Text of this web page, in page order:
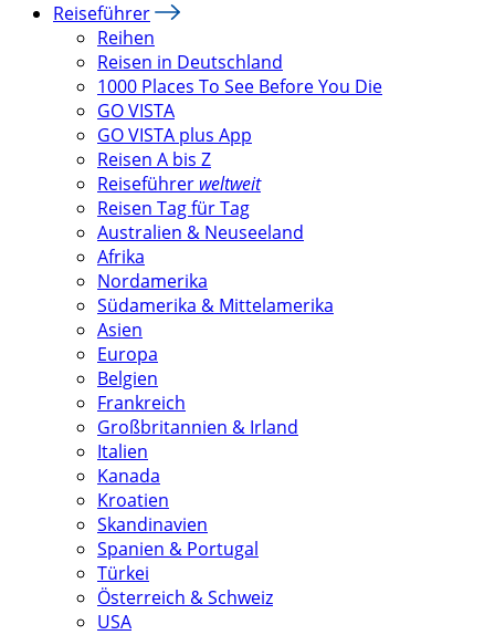
Reiseführer
Reihen
Reisen in Deutschland
1000 Places To See Before You Die
GO VISTA
GO VISTA plus App
Reisen A bis Z
Reiseführer weltweit
Reisen Tag für Tag
Australien & Neuseeland
Afrika
Nordamerika
Südamerika & Mittelamerika
Asien
Europa
Belgien
Frankreich
Großbritannien & Irland
Italien
Kanada
Kroatien
Skandinavien
Spanien & Portugal
Türkei
Österreich & Schweiz
USA